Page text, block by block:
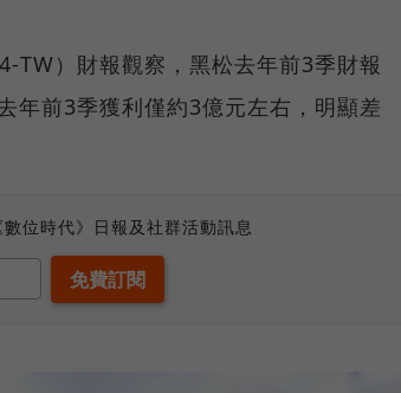
TW）財報觀察，黑松去年前3季財報
年前3季獲利僅約3億元左右，明顯差
位時代》日報及社群活動訊息